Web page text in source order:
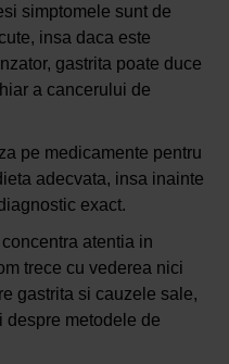
simptomele sunt de
insa daca este
gastrita poate duce
a cancerului de
pe medicamente pentru
adecvata, insa inainte
exact.
atentia in
trece cu vederea nici
gastrita si cauzele sale,
despre metodele de